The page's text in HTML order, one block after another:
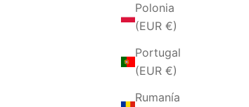
Polonia
(EUR €)
Portugal
(EUR €)
Rumanía